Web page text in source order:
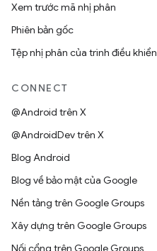
Xem trước mã nhị phân
Phiên bản gốc
Tệp nhị phân của trình điều khiển
CONNECT
@Android trên X
@AndroidDev trên X
Blog Android
Blog về bảo mật của Google
Nền tảng trên Google Groups
Xây dựng trên Google Groups
Nối cổng trên Google Groups